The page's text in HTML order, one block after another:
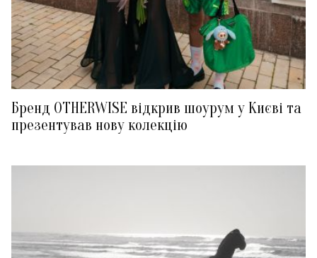
Бренд OTHERWISE відкрив шоурум у Києві та
презентував нову колекцію